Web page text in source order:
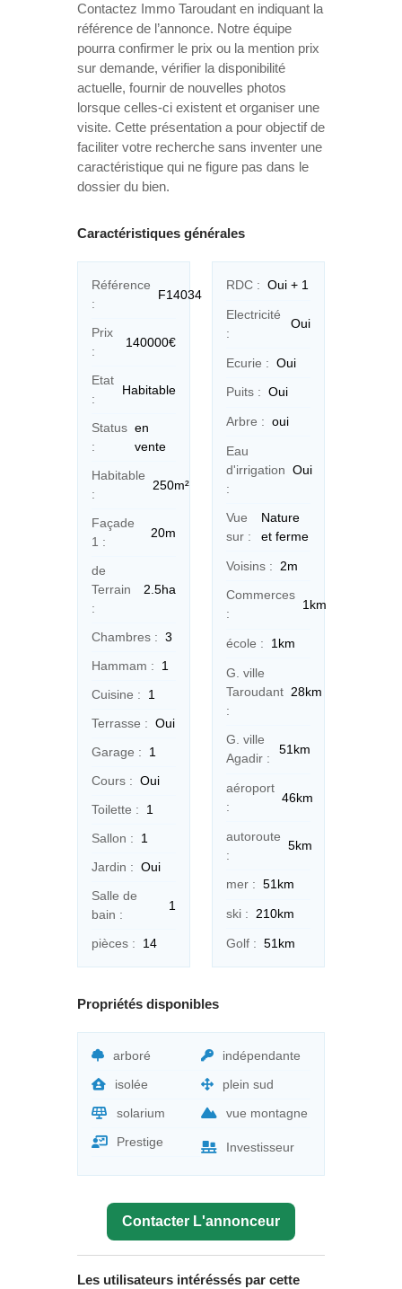
Contactez Immo Taroudant en indiquant la
référence de l’annonce. Notre équipe
pourra confirmer le prix ou la mention prix
sur demande, vérifier la disponibilité
actuelle, fournir de nouvelles photos
lorsque celles-ci existent et organiser une
visite. Cette présentation a pour objectif de
faciliter votre recherche sans inventer une
caractéristique qui ne figure pas dans le
dossier du bien.
Caractéristiques générales
Référence
:
F14034
Prix
:
140000€
Etat
:
Habitable
Status
:
en
vente
Habitable
:
250m²
Façade
1 :
20m
de
Terrain
:
2.5ha
Chambres : 3
Hammam :
1
Cuisine :
1
Terrasse : Oui
Garage :
1
Cours : Oui
Toilette :
1
Sallon :
1
Jardin : Oui
Salle de
bain :
1
pièces : 14
RDC : Oui + 1
Electricité
:
Oui
Ecurie : Oui
Puits : Oui
Arbre : oui
Eau
d'irrigation
:
Oui
Vue
sur :
Nature
et ferme
Voisins : 2m
Commerces
:
1km
école : 1km
G. ville
Taroudant
:
28km
G. ville
Agadir :
51km
aéroport
:
46km
autoroute
:
5km
mer : 51km
ski : 210km
Golf : 51km
Propriétés disponibles
arboré
indépendante
isolée
plein sud
solarium
vue montagne
Prestige
Investisseur
Contacter L'annonceur
Les utilisateurs intéréssés par cette